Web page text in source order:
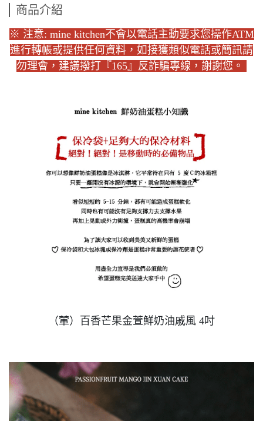
商品介紹
※ 注意: mine kitchen不會以電話主動要求您操作ATM
進行轉帳或提供任何資料，如接獲類似電話或簡訊請
勿理會，建議撥打『165』反詐騙專線，謝謝您。
（葷）百香芒果金萱鮮奶油戚風 4吋